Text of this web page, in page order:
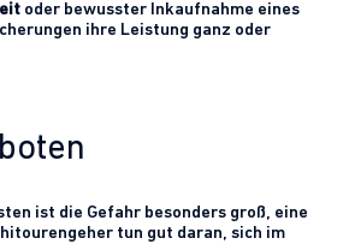
oder bewusster Inkaufnahme eines
ihre Leistung ganz oder
ist die Gefahr besonders groß, eine
tun gut daran, sich im